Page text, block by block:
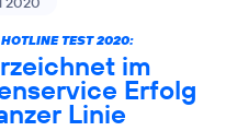
TEST 2020:
im
Erfolg
Linie